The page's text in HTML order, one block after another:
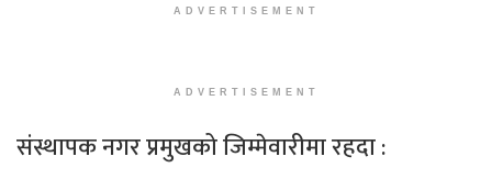
ADVERTISEMENT
ADVERTISEMENT
संस्थापक नगर प्रमुखको जिम्मेवारीमा रहदा :